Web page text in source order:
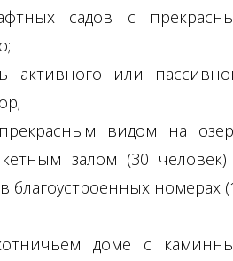
садов с
активного или
видом на
залом (30
благоустроенных номерах
доме с